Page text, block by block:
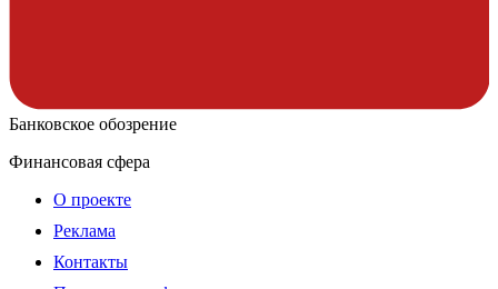
Банковское обозрение
Финансовая сфера
О проекте
Реклама
Контакты